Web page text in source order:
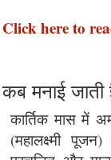
Click here to
कब मनाई जाती
कार्तिक मास में
(महालक्ष्मी